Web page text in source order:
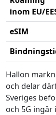
inom EU/
eSIM
Hallon
och delar
Sveriges
och 5G